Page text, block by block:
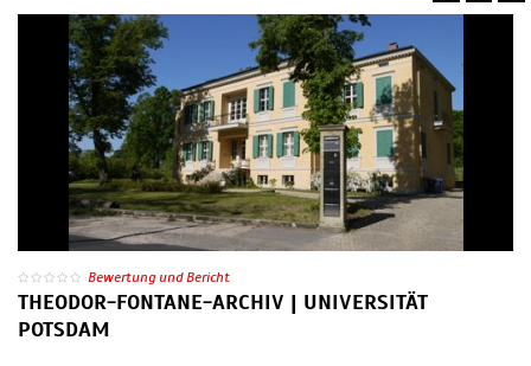
Bewertung und Bericht
THEODOR-FONTANE-ARCHIV | UNIVERSITÄT
POTSDAM